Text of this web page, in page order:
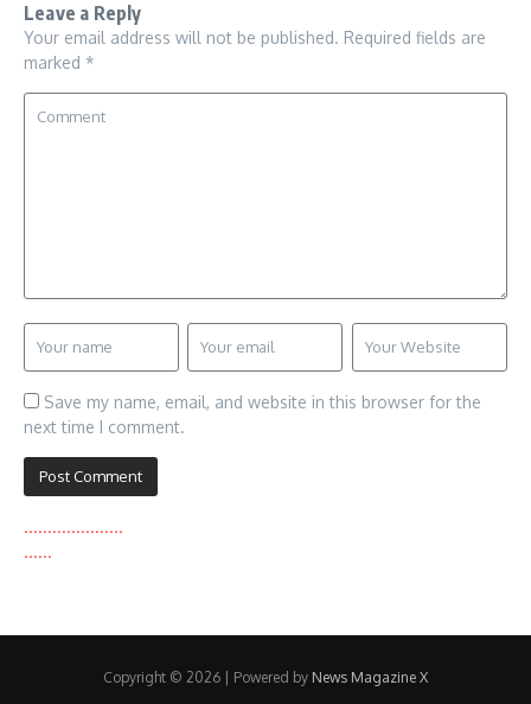
Leave a Reply
Your email address will not be published. Required fields are
marked *
Save my name, email, and website in this browser for the
next time I comment.
.....................
......
Copyright © 2026 | Powered by News Magazine X